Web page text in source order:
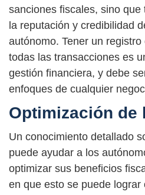
sanciones fiscales, sino
la reputación y credibilidad
autónomo. Tener un
todas las transacciones es
gestión financiera, y debe
enfoques de cualquier
Optimización de
Un conocimiento detallado
puede ayudar a los
optimizar sus beneficios
en que esto se puede lograr